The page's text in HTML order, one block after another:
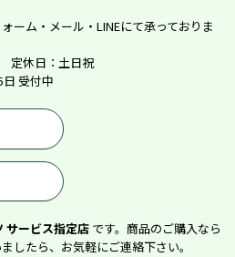
ーム・メール・LINEにて承っておりま
休日：土日祝
受付中
サービス指定店 です。商品のご購入なら
したら、お気軽にご連絡下さい。